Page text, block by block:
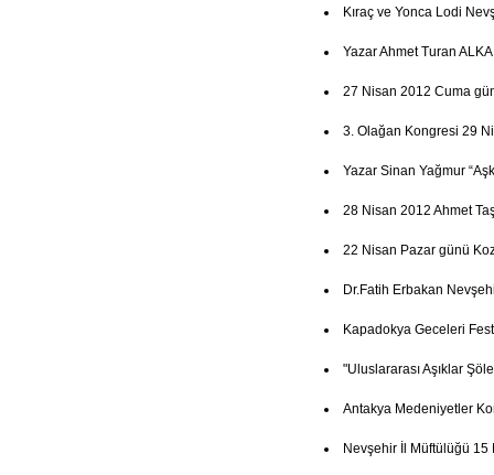
Kıraç ve Yonca Lodi
Yazar Ahmet Turan
27 Nisan 2012 Cuma
3. Olağan Kongresi 29
Yazar Sinan Yağmur
28 Nisan 2012 Ahmet
22 Nisan Pazar günü
Dr.Fatih Erbakan
Kapadokya Geceleri
"Uluslararası Aşıklar
Antakya Medeniyetler
Nevşehir İl Müftülüğü